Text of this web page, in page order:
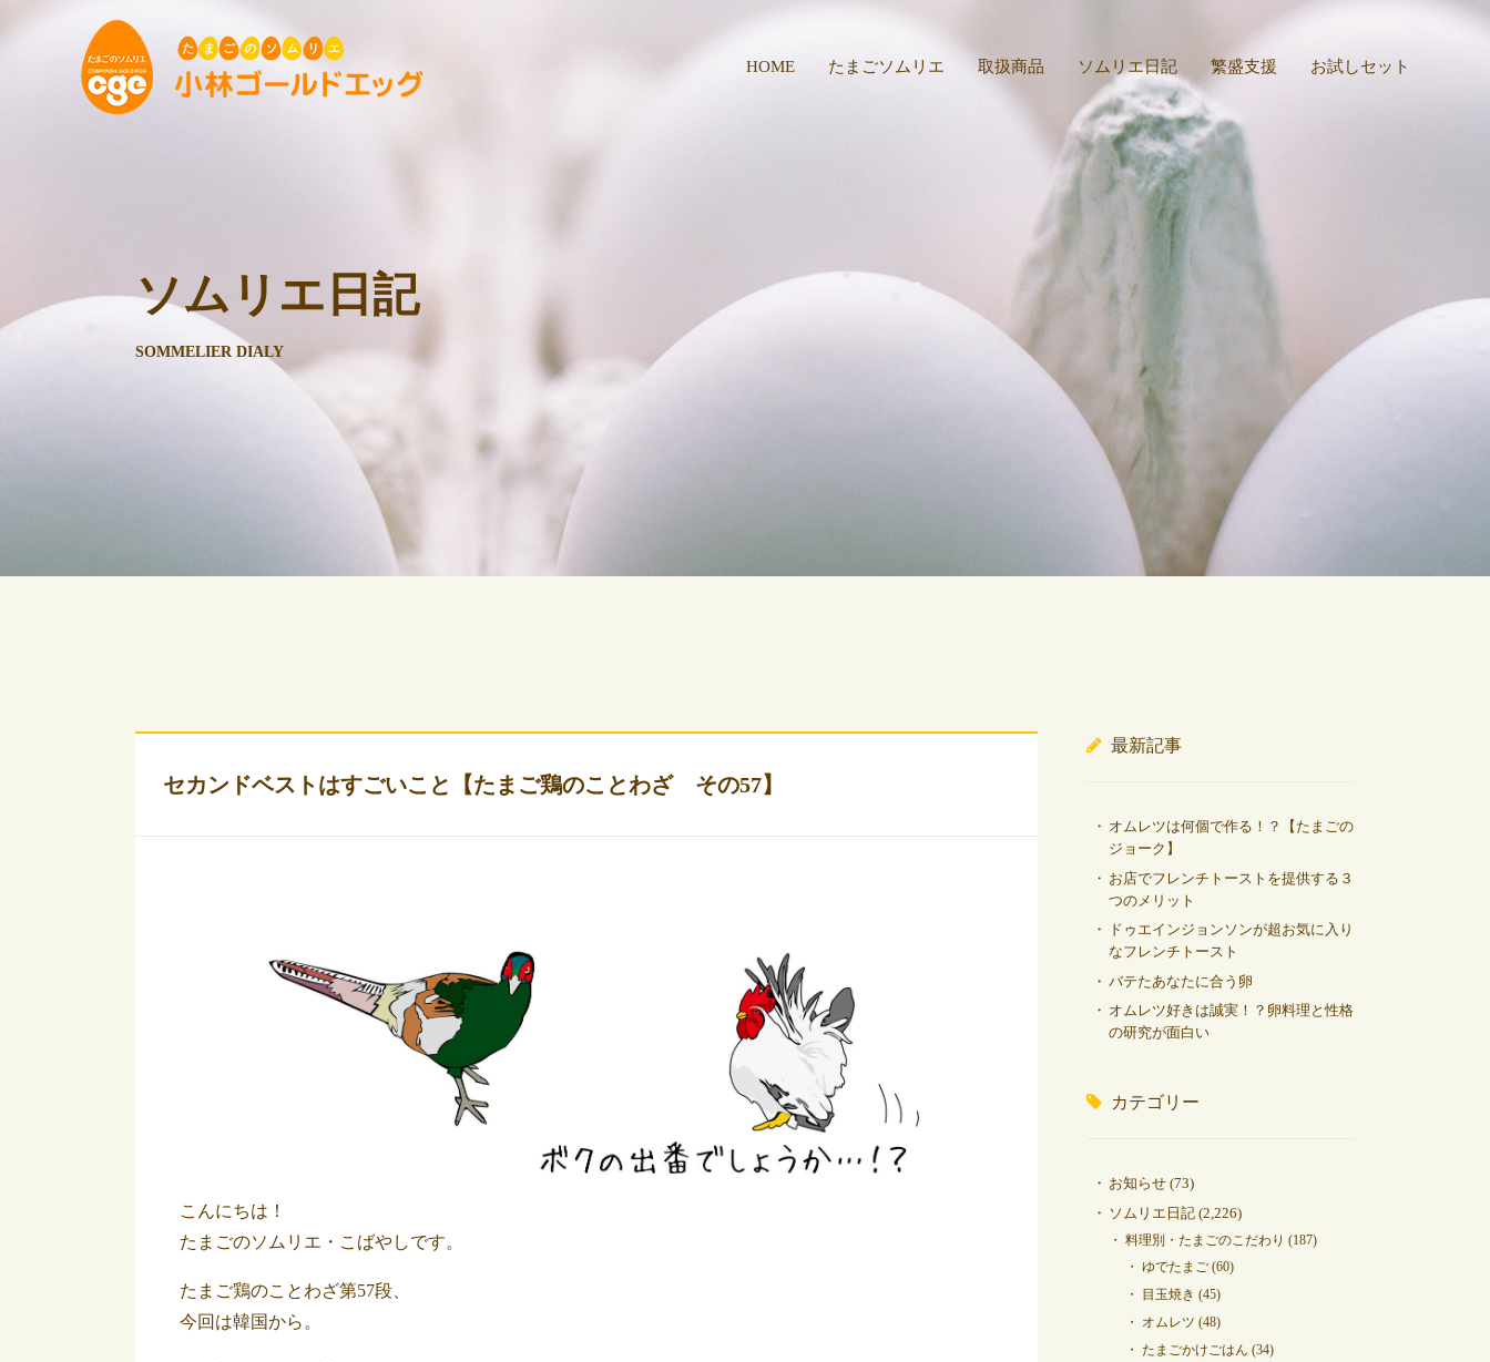
HOME たまごソムリエ 取扱商品 ソムリエ日記 繁盛支援 お試しセット
ソムリエ日記
SOMMELIER DIALY
セカンドベストはすごいこと【たまご鶏のことわざ その57】
こんにちは！
たまごのソムリエ・こばやしです。
たまご鶏のことわざ第57段、
今回は韓国から。
最新記事
オムレツは何個で作る！？【たまごの
ジョーク】
お店でフレンチトーストを提供する３
つのメリット
ドゥエインジョンソンが超お気に入り
なフレンチトースト
バテたあなたに合う卵
オムレツ好きは誠実！？卵料理と性格
の研究が面白い
カテゴリー
お知らせ (73)
ソムリエ日記 (2,226)
料理別・たまごのこだわり (187)
ゆでたまご (60)
目玉焼き (45)
オムレツ (48)
たまごかけごはん (34)